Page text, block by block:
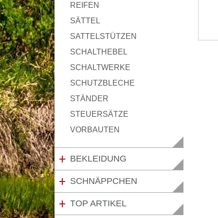
REIFEN
SÄTTEL
SATTELSTÜTZEN
SCHALTHEBEL
SCHALTWERKE
SCHUTZBLECHE
STÄNDER
STEUERSÄTZE
VORBAUTEN
BEKLEIDUNG
SCHNÄPPCHEN
TOP ARTIKEL